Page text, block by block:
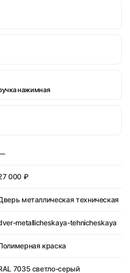
нажимная
000 ₽
металлическая техническая
metallicheskaya-tehnicheskaya
краска
7035 светло-серый